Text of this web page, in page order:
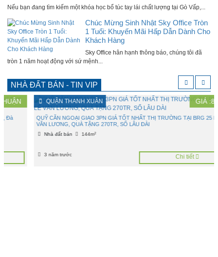
Nếu bạn đang tìm kiếm một khóa học bổ túc tay lái chất lượng tại Gò Vấp,...
Chúc Mừng Sinh Nhật Sky Office Tròn
1 Tuổi: Khuyến Mãi Hấp Dẫn Dành Cho
Khách Hàng
Sky Office hân hạnh thông báo, chúng tôi đã
tròn 1 năm hoạt động với sứ mệnh...
NHÀ ĐẤT BÁN - TIN VIP
QUẬN THANH XUÂN GIÁ :8,9 TỶ
QUỸ CĂN NGOẠI GIAO 3PN GIÁ TỐT NHẤT THỊ TRƯỜNG TẠI BRG 25 LÊ
VĂN LƯƠNG, QUÀ TẶNG 270TR, SỔ LÂU DÀI
Nhà đất bán 144m2
3 năm trước